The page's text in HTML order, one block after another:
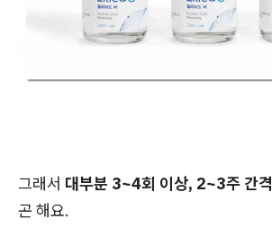
그래서 대부분 3~4회 이상, 2~3주 간격
곤 해요.